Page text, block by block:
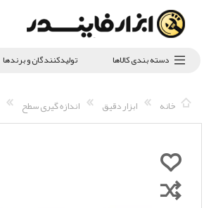
دسته بندی کالاها تولیدکنندگان و برندها
خانه ابزار دقیق اندازه گیری سطح